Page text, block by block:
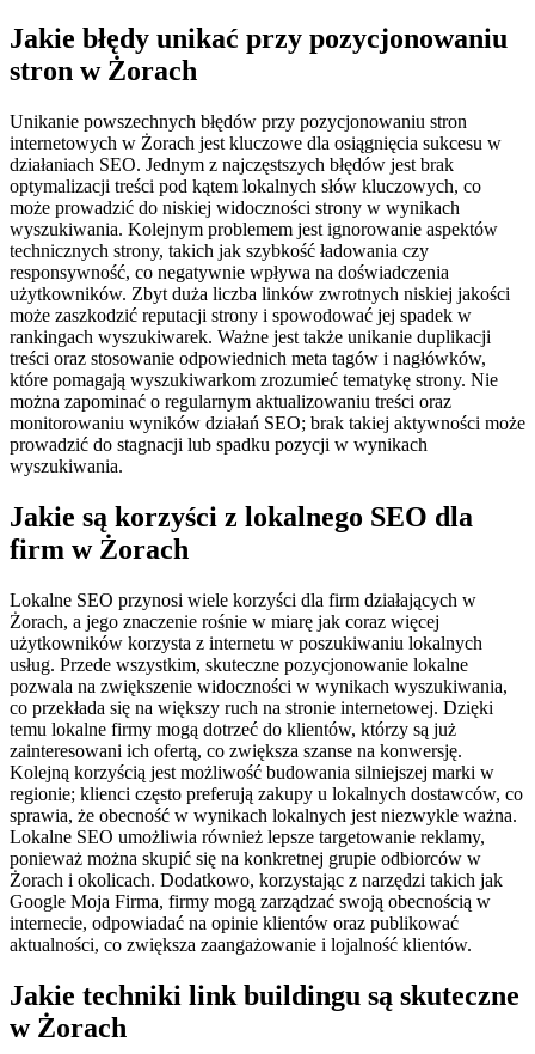
Jakie błędy unikać przy pozycjonowaniu
stron w Żorach
Unikanie powszechnych błędów przy pozycjonowaniu stron
internetowych w Żorach jest kluczowe dla osiągnięcia sukcesu w
działaniach SEO. Jednym z najczęstszych błędów jest brak
optymalizacji treści pod kątem lokalnych słów kluczowych, co
może prowadzić do niskiej widoczności strony w wynikach
wyszukiwania. Kolejnym problemem jest ignorowanie aspektów
technicznych strony, takich jak szybkość ładowania czy
responsywność, co negatywnie wpływa na doświadczenia
użytkowników. Zbyt duża liczba linków zwrotnych niskiej jakości
może zaszkodzić reputacji strony i spowodować jej spadek w
rankingach wyszukiwarek. Ważne jest także unikanie duplikacji
treści oraz stosowanie odpowiednich meta tagów i nagłówków,
które pomagają wyszukiwarkom zrozumieć tematykę strony. Nie
można zapominać o regularnym aktualizowaniu treści oraz
monitorowaniu wyników działań SEO; brak takiej aktywności może
prowadzić do stagnacji lub spadku pozycji w wynikach
wyszukiwania.
Jakie są korzyści z lokalnego SEO dla
firm w Żorach
Lokalne SEO przynosi wiele korzyści dla firm działających w
Żorach, a jego znaczenie rośnie w miarę jak coraz więcej
użytkowników korzysta z internetu w poszukiwaniu lokalnych
usług. Przede wszystkim, skuteczne pozycjonowanie lokalne
pozwala na zwiększenie widoczności w wynikach wyszukiwania,
co przekłada się na większy ruch na stronie internetowej. Dzięki
temu lokalne firmy mogą dotrzeć do klientów, którzy są już
zainteresowani ich ofertą, co zwiększa szanse na konwersję.
Kolejną korzyścią jest możliwość budowania silniejszej marki w
regionie; klienci często preferują zakupy u lokalnych dostawców, co
sprawia, że obecność w wynikach lokalnych jest niezwykle ważna.
Lokalne SEO umożliwia również lepsze targetowanie reklamy,
ponieważ można skupić się na konkretnej grupie odbiorców w
Żorach i okolicach. Dodatkowo, korzystając z narzędzi takich jak
Google Moja Firma, firmy mogą zarządzać swoją obecnością w
internecie, odpowiadać na opinie klientów oraz publikować
aktualności, co zwiększa zaangażowanie i lojalność klientów.
Jakie techniki link buildingu są skuteczne
w Żorach